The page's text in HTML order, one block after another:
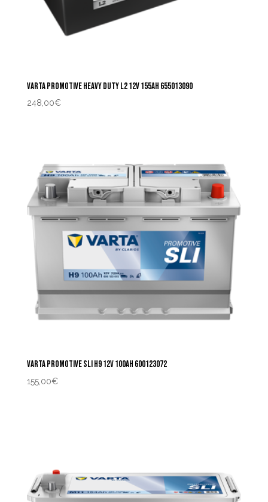
VARTA PROMOTIVE HEAVY DUTY L2 12V 155AH 655013090
248,00€
VARTA PROMOTIVE SLI H9 12V 100AH 600123072
155,00€